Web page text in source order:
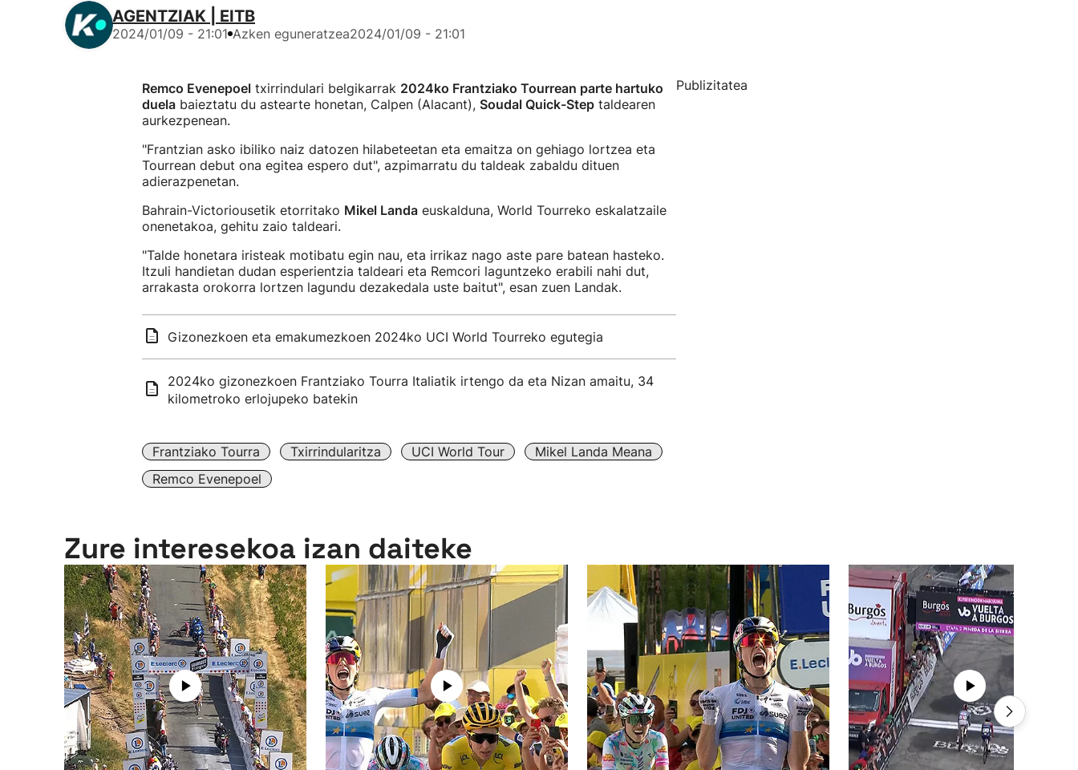
AGENTZIAK | EITB
2024/01/09 - 21:01 Azken eguneratzea2024/01/09 - 21:01
Remco Evenepoel txirrindulari belgikarrak 2024ko Frantziako Tourrean parte hartuko
duela baieztatu du astearte honetan, Calpen (Alacant), Soudal Quick-Step taldearen
aurkezpenean.
"Frantzian asko ibiliko naiz datozen hilabeteetan eta emaitza on gehiago lortzea eta
Tourrean debut ona egitea espero dut", azpimarratu du taldeak zabaldu dituen
adierazpenetan.
Bahrain-Victoriousetik etorritako Mikel Landa euskalduna, World Tourreko eskalatzaile
onenetakoa, gehitu zaio taldeari.
"Talde honetara iristeak motibatu egin nau, eta irrikaz nago aste pare batean hasteko.
Itzuli handietan dudan esperientzia taldeari eta Remcori laguntzeko erabili nahi dut,
arrakasta orokorra lortzen lagundu dezakedala uste baitut", esan zuen Landak.
Gizonezkoen eta emakumezkoen 2024ko UCI World Tourreko egutegia
2024ko gizonezkoen Frantziako Tourra Italiatik irtengo da eta Nizan amaitu, 34
kilometroko erlojupeko batekin
Frantziako Tourra Txirrindularitza UCI World Tour
Mikel Landa Meana
Remco Evenepoel
Publizitatea
Zure interesekoa izan daiteke